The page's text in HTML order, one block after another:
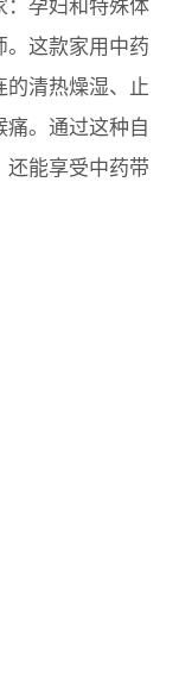
：孕妇和特殊体
。这款家用中药
的清热燥湿、止
。通过这种自
还能享受中药带